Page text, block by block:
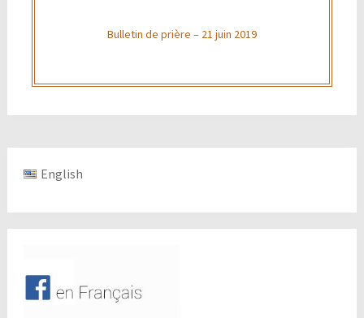
Bulletin de prière – 21 juin 2019
English